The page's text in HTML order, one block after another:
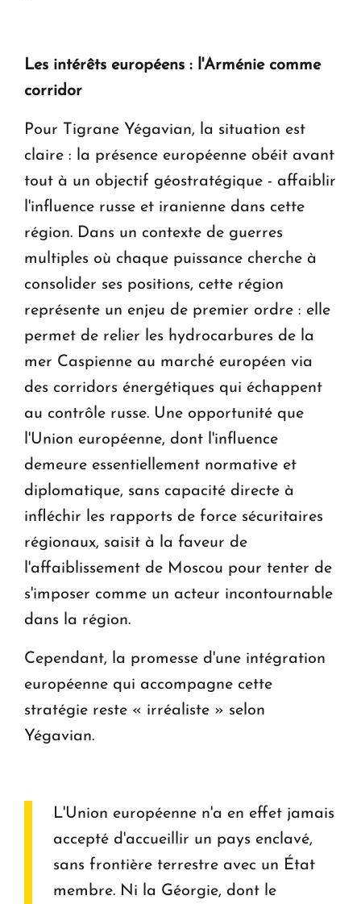
Les intérêts européens : l'Arménie comme
corridor
Pour Tigrane Yégavian, la situation est
claire : la présence européenne obéit avant
tout à un objectif géostratégique - affaiblir
l'influence russe et iranienne dans cette
région. Dans un contexte de guerres
multiples où chaque puissance cherche à
consolider ses positions, cette région
représente un enjeu de premier ordre : elle
permet de relier les hydrocarbures de la
mer Caspienne au marché européen via
des corridors énergétiques qui échappent
au contrôle russe. Une opportunité que
l'Union européenne, dont l'influence
demeure essentiellement normative et
diplomatique, sans capacité directe à
infléchir les rapports de force sécuritaires
régionaux, saisit à la faveur de
l'affaiblissement de Moscou pour tenter de
s'imposer comme un acteur incontournable
dans la région.
Cependant, la promesse d'une intégration
européenne qui accompagne cette
stratégie reste « irréaliste » selon
Yégavian.
L'Union européenne n'a en effet jamais
accepté d'accueillir un pays enclavé,
sans frontière terrestre avec un État
membre. Ni la Géorgie, dont le